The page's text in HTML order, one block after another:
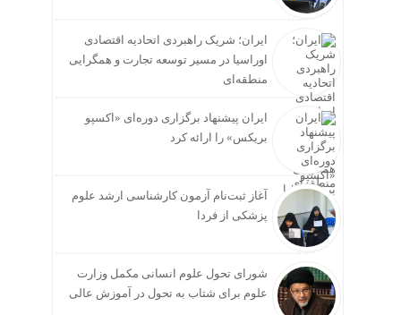
ایران؛ شریک راهبردی اتحادیه اقتصادی
اوراسیا در مسیر توسعه تجارت و همگرایی
منطقه‌ای
ایران پیشنهاد برگزاری دوره‌ای «اکسپو
بریکس» را ارائه کرد
آغاز ثبت‌نام‌ آزمون کارشناسی ارشد علوم
پزشکی از فردا
شورای تحول علوم انسانی مکمل وزارت
علوم برای شتاب به تحول در آموزش عالی